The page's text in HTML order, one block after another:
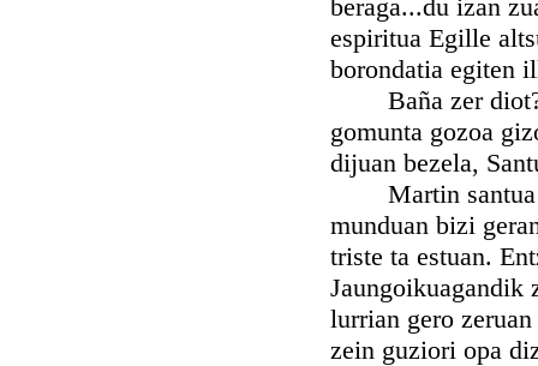
beraga...du izan
espiritua Egille
borondatia egiten
Baña zer diot?
gomunta gozoa
dijuan bezela,
Martin santua!
munduan bizi
triste ta estuan.
Jaungoikuagandik
lurrian gero
zein guziori opa